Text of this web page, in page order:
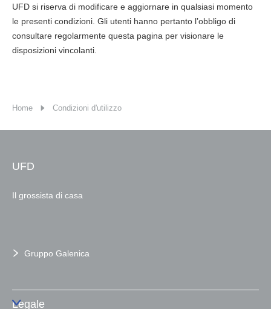
UFD si riserva di modificare e aggiornare in qualsiasi momento
le presenti condizioni. Gli utenti hanno pertanto l’obbligo di
consultare regolarmente questa pagina per visionare le
disposizioni vincolanti.
Home Condizioni d'utilizzo
UFD
Il grossista di casa
Gruppo Galenica
Legale